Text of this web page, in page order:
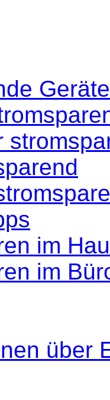
Geräte
im
im
über